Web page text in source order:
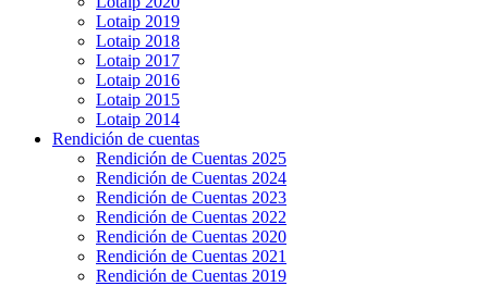
Lotaip 2019
Lotaip 2018
Lotaip 2017
Lotaip 2016
Lotaip 2015
Lotaip 2014
Rendición de cuentas
Rendición de Cuentas 2025
Rendición de Cuentas 2024
Rendición de Cuentas 2023
Rendición de Cuentas 2022
Rendición de Cuentas 2020
Rendición de Cuentas 2021
Rendición de Cuentas 2019